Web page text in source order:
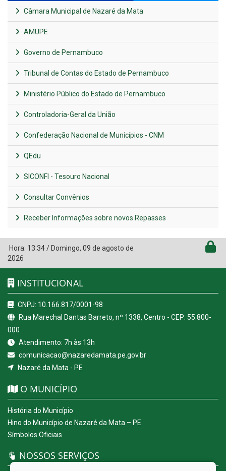
Câmara Municipal de Nazaré da Mata
AMUPE
Governo de Pernambuco
Tribunal de Contas do Estado de Pernambuco
Ministério Público do Estado de Pernambuco
Controladoria-Geral da União
Confederação Nacional de Municípios - CNM
QEdu
SICONFI - Tesouro Nacional
Consultar Convênios
Receber Informações sobre novos Repasses
Hora: 13:34/ Domingo, 09 de agosto de
2026
INSTITUCIONAL
CNPJ: 10.166.817/0001-98
Rua Marechal Dantas Barreto, nº 1338, Centro - CEP: 55.800-
000
Atendimento: 7h às 13h
comunicacao@nazaredamata.pe.gov.br
Nazaré da Mata - PE
O MUNICÍPIO
História do Município
Hino do Município de Nazaré da Mata – PE
Símbolos Oficiais
NOSSOS SERVIÇOS